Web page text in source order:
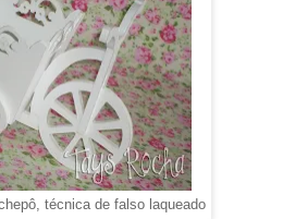
técnica de falso laqueado